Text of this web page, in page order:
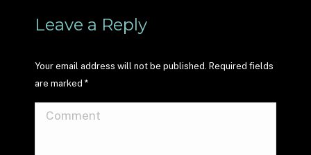
Leave a Reply
Your email address will not be published. Required fields
are marked *
Comment